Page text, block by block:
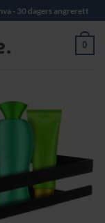
- 30 dagers angrerett
0